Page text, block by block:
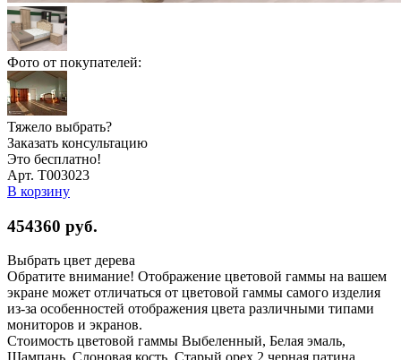
Фото от покупателей:
Тяжело выбрать?
Заказать консультацию
Это бесплатно!
Арт. Т003023
В корзину
454360 руб.
Выбрать цвет дерева
Обратите внимание! Отображение цветовой гаммы на вашем
экране может отличаться от цветовой гаммы самого изделия
из-за особенностей отображения цвета различными типами
мониторов и экранов.
Стоимость цветовой гаммы Выбеленный, Белая эмаль,